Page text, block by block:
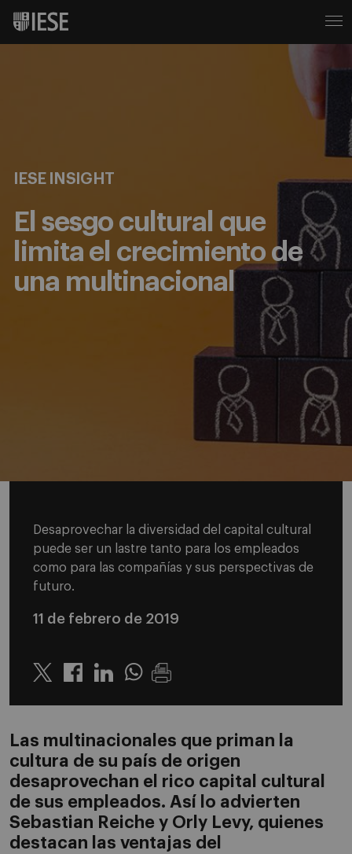
IESE INSIGHT
El sesgo cultural que
limita el crecimiento de
una multinacional
Desaprovechar la diversidad del capital cultural
puede ser un lastre tanto para los empleados
como para las compañías y sus perspectivas de
futuro.
11 de febrero de 2019
Twitter LinkedinWhatsapp
Las multinacionales que priman la
cultura de su país de origen
desaprovechan el rico capital cultural
de sus empleados. Así lo advierten
Sebastian Reiche y Orly Levy, quienes
destacan las ventajas del